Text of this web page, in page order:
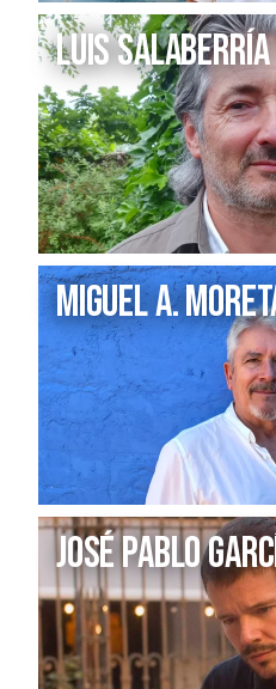
Luis Salaberría
Miguel A.
José Pablo